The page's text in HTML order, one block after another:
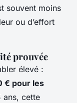
souvent moins
ou d’effort
prouvée
élevé :
€ pour les
ans, cette